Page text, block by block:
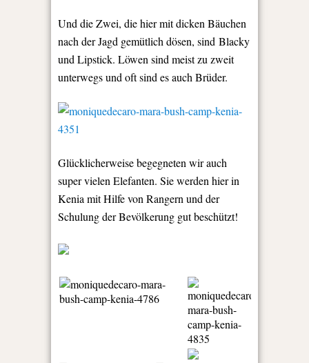
Und die Zwei, die hier mit dicken Bäuchen
nach der Jagd gemütlich dösen, sind Blacky
und Lipstick. Löwen sind meist zu zweit
unterwegs und oft sind es auch Brüder.
Glücklicherweise begegneten wir auch
super vielen Elefanten. Sie werden hier in
Kenia mit Hilfe von Rangern und der
Schulung der Bevölkerung gut beschützt!